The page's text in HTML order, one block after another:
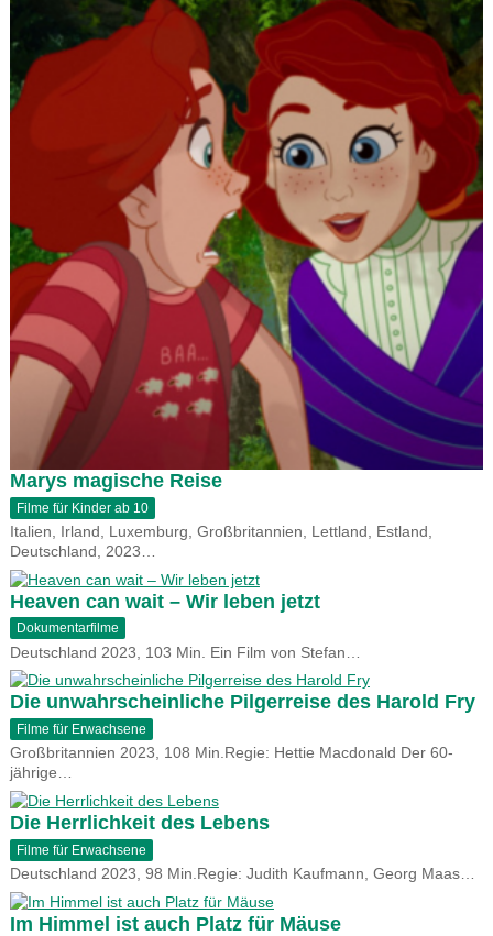
Marys magische Reise
Filme für Kinder ab 10
Italien, Irland, Luxemburg, Großbritannien, Lettland, Estland,
Deutschland, 2023…
Heaven can wait – Wir leben jetzt
Dokumentarfilme
Deutschland 2023, 103 Min. Ein Film von Stefan…
Die unwahrscheinliche Pilgerreise des Harold Fry
Filme für Erwachsene
Großbritannien 2023, 108 Min.Regie: Hettie Macdonald Der 60-
jährige…
Die Herrlichkeit des Lebens
Filme für Erwachsene
Deutschland 2023, 98 Min.Regie: Judith Kaufmann, Georg Maas…
Im Himmel ist auch Platz für Mäuse